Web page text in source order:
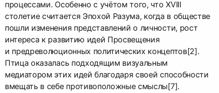
процессами. Особенно с учётом того, что XVIII
столетие считается Эпохой Разума, когда в обществе
пошли изменения представлений о личности, рост
интереса к развитию идей Просвещения
и предреволюционных политических концептов[2].
Птица оказалась подходящим визуальным
медиатором этих идей благодаря своей способности
вмещать в себе противоположные смыслы[7].